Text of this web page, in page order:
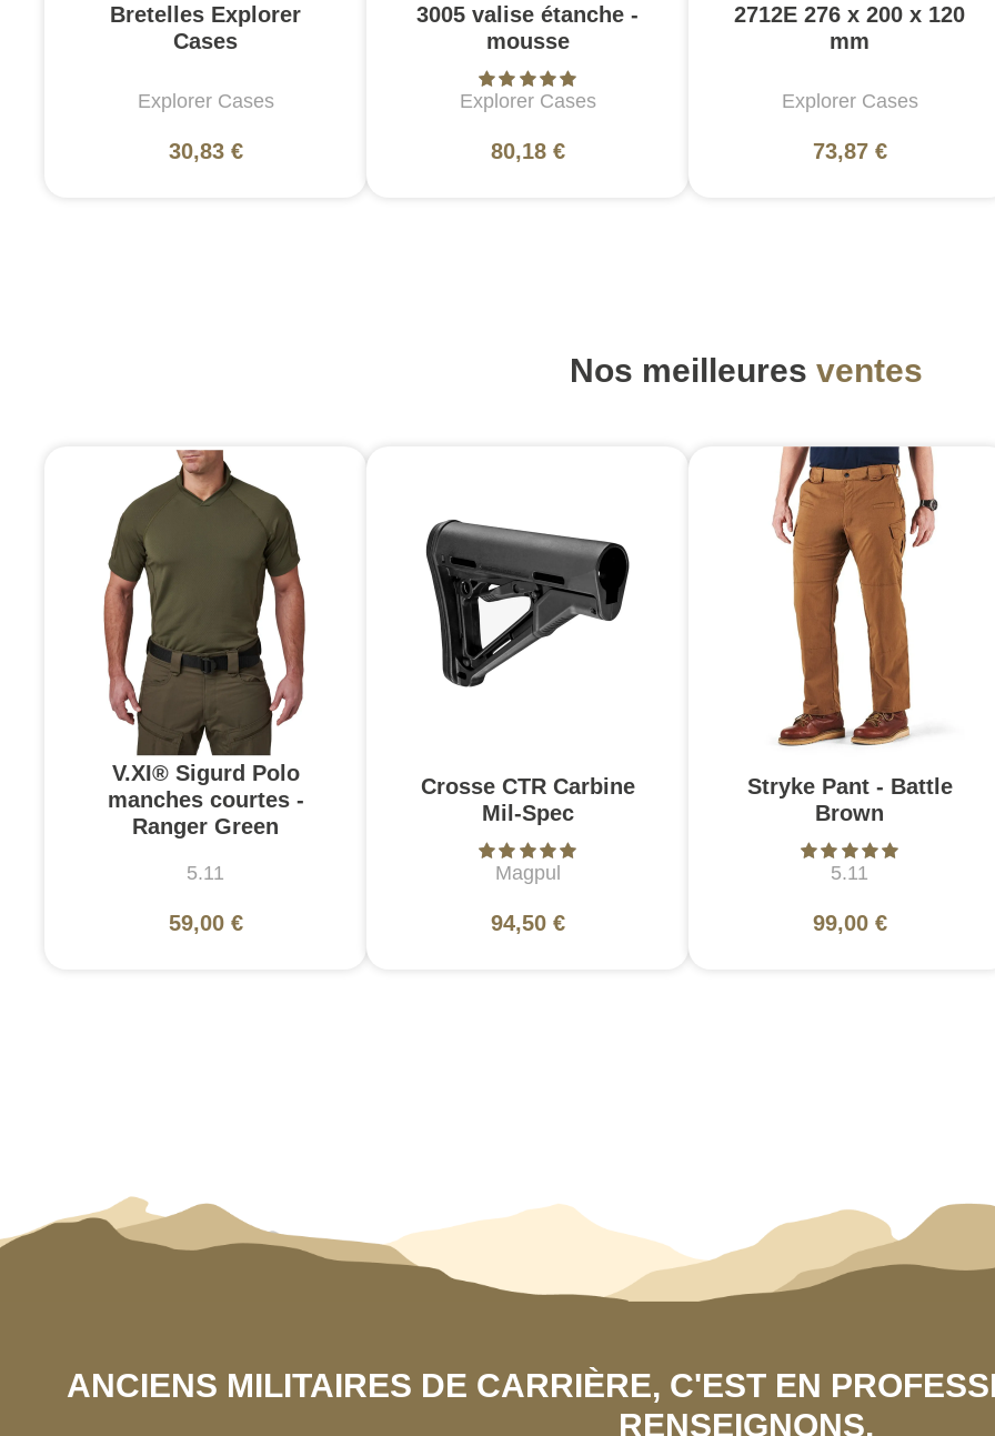
Bretelles Explorer
Cases
Explorer Cases
30,83 €
3005 valise étanche -
mousse
Explorer Cases
80,18 €
2712E 276 x 200 x 120
mm
Explorer Cases
73,87 €
Nos meilleures ventes
V.XI® Sigurd Polo
manches courtes -
Ranger Green
5.11
59,00 €
Crosse CTR Carbine
Mil-Spec
Magpul
94,50 €
Stryke Pant - Battle
Brown
5.11
99,00 €
ANCIENS MILITAIRES DE CARRIÈRE, C'EST EN
RENSEIGNONS.